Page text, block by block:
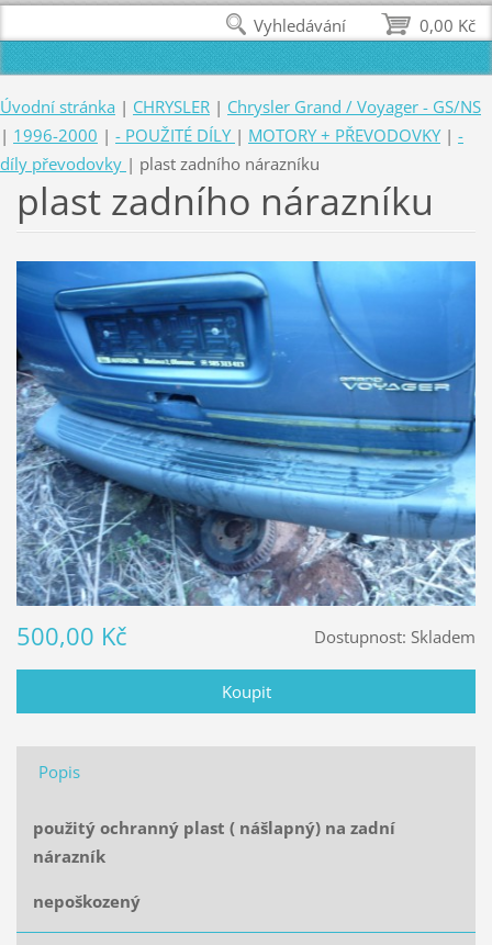
Úvodní stránka | CHRYSLER | Chrysler Grand / Voyager - GS/NS
| 1996-2000 | - POUŽITÉ DÍLY | MOTORY + PŘEVODOVKY| -
díly převodovky | plast zadního nárazníku
plast zadního nárazníku
Dostupnost: Skladem
500,00 Kč
Popis
použitý ochranný plast ( nášlapný) na zadní
nárazník
nepoškozený
0,00 Kč
Vyhledávání